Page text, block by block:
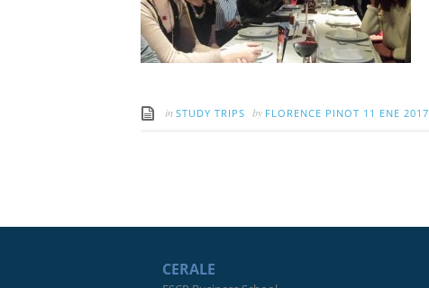
in STUDY TRIPS by FLORENCE PINOT 11 ENE 2017
CERALE